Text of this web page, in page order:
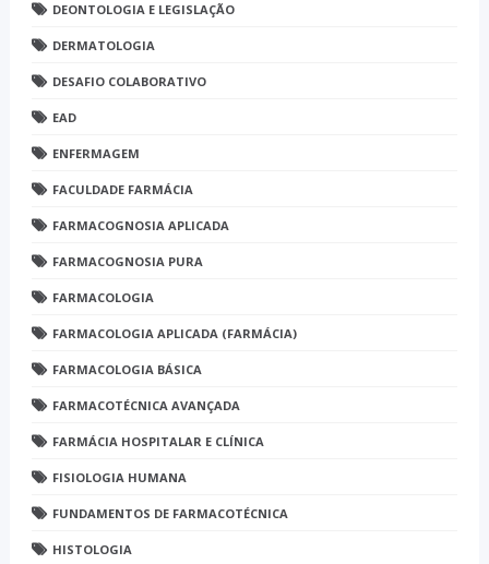
DEONTOLOGIA E LEGISLAÇÃO
DERMATOLOGIA
DESAFIO COLABORATIVO
EAD
ENFERMAGEM
FACULDADE FARMÁCIA
FARMACOGNOSIA APLICADA
FARMACOGNOSIA PURA
FARMACOLOGIA
FARMACOLOGIA APLICADA (FARMÁCIA)
FARMACOLOGIA BÁSICA
FARMACOTÉCNICA AVANÇADA
FARMÁCIA HOSPITALAR E CLÍNICA
FISIOLOGIA HUMANA
FUNDAMENTOS DE FARMACOTÉCNICA
HISTOLOGIA